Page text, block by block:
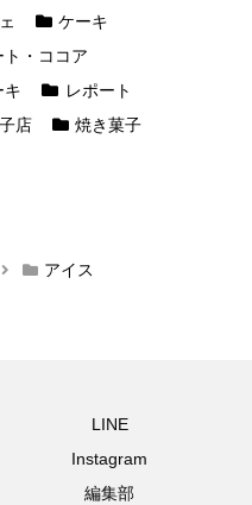
ケーキ
・ココア
キ
レポート
店
焼き菓子
アイス
LINE
Instagram
編集部